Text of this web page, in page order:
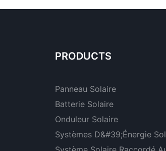
PRODUCTS
Panneau Solaire
Batterie Solaire
Onduleur Solaire
Systèmes D&#39;énergie